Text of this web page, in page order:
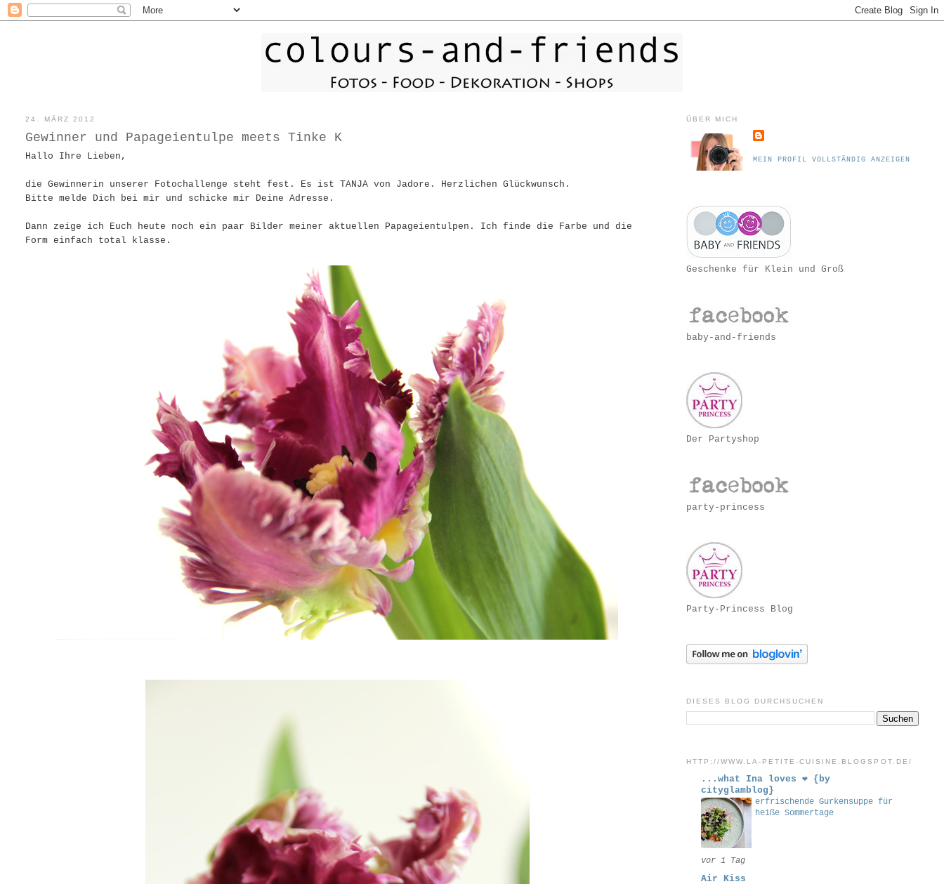
24. MÄRZ 2012
Gewinner und Papageientulpe meets Tinke K
Hallo Ihre Lieben,
die Gewinnerin unserer Fotochallenge steht fest. Es ist TANJA von Jadore. Herzlichen Glückwunsch.
Bitte melde Dich bei mir und schicke mir Deine Adresse.
Dann zeige ich Euch heute noch ein paar Bilder meiner aktuellen Papageientulpen. Ich finde die Farbe und die
Form einfach total klasse.
ÜBER MICH
MEIN PROFIL VOLLSTÄNDIG ANZEIGEN
Geschenke für Klein und Groß
baby-and-friends
Der Partyshop
party-princess
Party-Princess Blog
DIESES BLOG DURCHSUCHEN
HTTP://WWW.LA-PETITE-CUISINE.BLOGSPOT.DE/
...what Ina loves ❤ {by
cityglamblog}
erfrischende Gurkensuppe für
heiße Sommertage
vor 1 Tag
Air Kiss